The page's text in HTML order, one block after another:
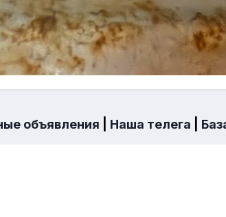
объявления Наша телега